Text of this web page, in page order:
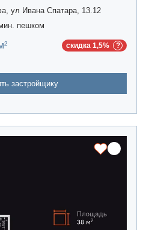
ул Ивана Спатара, 13.12
пешком
скидка 1,5%
застройщику